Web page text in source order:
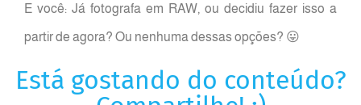
E você: Já fotografa em RAW, ou decidiu fazer isso a
partir de agora? Ou nenhuma dessas opções? 😛
Está gostando do conteúdo?